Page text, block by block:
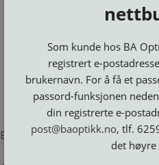
OSS
BESTILL
DELER
LOGG INN
Brillerens
Clip-
on
Suncover
Etuier
Lesebriller
Luper
og
Speil
Maskiner
Neseputer
Se alle
Error loading product page.
Som kunde hos BA
registrert e-
brukernavn. For å få et
passord-funksjonen
din registrerte e-
post@baoptikk.no, tlf.
det